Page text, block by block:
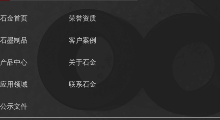
石金首页 荣誉资质
石墨制品 客户案例
产品中心 关于石金
应用领域 联系石金
公示文件